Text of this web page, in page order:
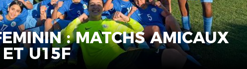
: MATCHS AMICAUX
U15F